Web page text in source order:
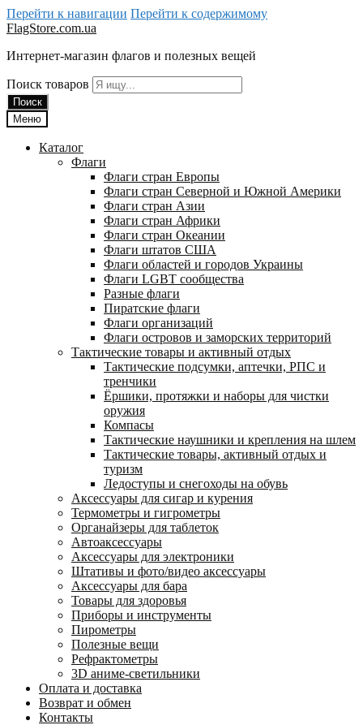
Перейти к навигации Перейти к содержимому
FlagStore.com.ua
Интернет-магазин флагов и полезных вещей
Поиск товаров
Поиск
Меню
Каталог
Флаги
Флаги стран Европы
Флаги стран Северной и Южной Америки
Флаги стран Азии
Флаги стран Африки
Флаги стран Океании
Флаги штатов США
Флаги областей и городов Украины
Флаги LGBT сообщества
Разные флаги
Пиратские флаги
Флаги организаций
Флаги островов и заморских территорий
Тактические товары и активный отдых
Тактические подсумки, аптечки, РПС и
тренчики
Ëршики, протяжки и наборы для чистки
оружия
Компасы
Тактические наушники и крепления на шлем
Тактические товары, активный отдых и
туризм
Ледоступы и снегоходы на обувь
Аксессуары для сигар и курения
Термометры и гигрометры
Органайзеры для таблеток
Автоаксессуары
Аксессуары для электроники
Штативы и фото/видео аксессуары
Аксессуары для бара
Товары для здоровья
Приборы и инструменты
Пирометры
Полезные вещи
Рефрактометры
3D аниме-светильники
Оплата и доставка
Возврат и обмен
Контакты